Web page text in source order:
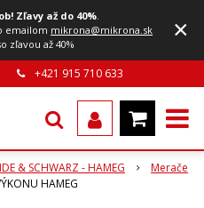
Zľavy až do 40%.
emailom mikrona@mikrona.sk
zľavou až 40%
×
+421 915 710 633
& SCHWARZ - HAMEG
Merače
HAMEG